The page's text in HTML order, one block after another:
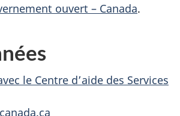
ouvert – Canada.
le Centre d’aide des Services